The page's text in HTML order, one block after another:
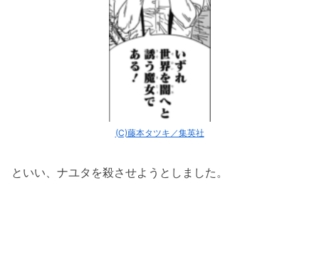
(C)藤本タツキ／集英社
といい、ナユタを殺させようとしました。